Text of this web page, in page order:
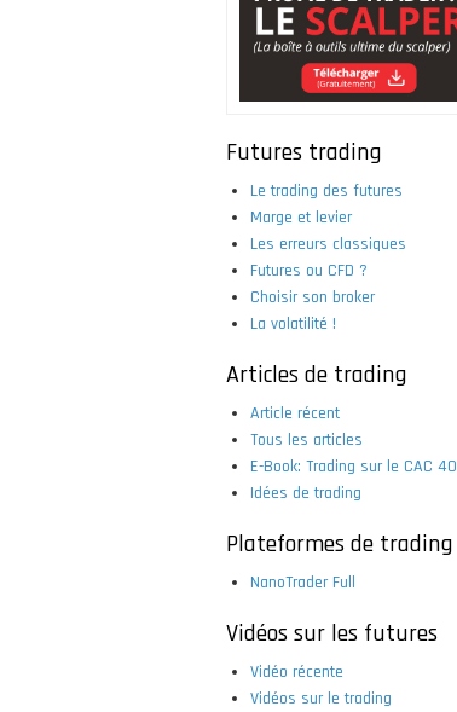
Futures trading
Le trading des futures
Marge et levier
Les erreurs classiques
Futures ou CFD ?
Choisir son broker
La volatilité !
Articles de trading
Article récent
Tous les articles
E-Book: Trading sur le CAC 40
Idées de trading
Plateformes de trading
NanoTrader Full
Vidéos sur les futures
Vidéo récente
Vidéos sur le trading